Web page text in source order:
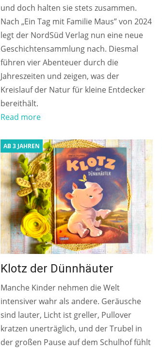
und doch halten sie stets zusammen.
Nach „Ein Tag mit Familie Maus” von 2024
legt der NordSüd Verlag nun eine neue
Geschichtensammlung nach. Diesmal
führen vier Abenteuer durch die
Jahreszeiten und zeigen, was der
Kreislauf der Natur für kleine Entdecker
bereithält.
Read more
AB 3 JAHREN
Klotz der Dünnhäuter
Manche Kinder nehmen die Welt
intensiver wahr als andere. Geräusche
sind lauter, Licht ist greller, Pullover
kratzen unerträglich, und der Trubel in
der großen Pause auf dem Schulhof fühlt